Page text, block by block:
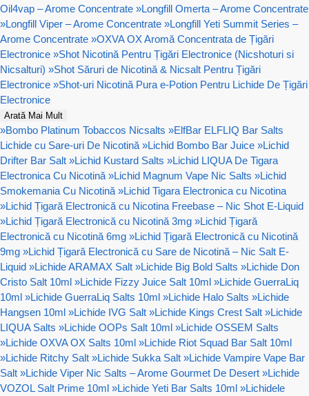
Oil4vap – Arome Concentrate »Longfill Omerta – Arome Concentrate
»Longfill Viper – Arome Concentrate »Longfill Yeti Summit Series –
Arome Concentrate »OXVA OX Aromă Concentrata de Țigări
Electronice »Shot Nicotină Pentru Țigări Electronice (Nicshoturi si
Nicsalturi) »Shot Săruri de Nicotină & Nicsalt Pentru Țigări
Electronice »Shot-uri Nicotină Pura e-Potion Pentru Lichide De Țigări
Electronice
Arată Mai Mult
»Bombo Platinum Tobaccos Nicsalts »ElfBar ELFLIQ Bar Salts
Lichide cu Sare-uri De Nicotină »Lichid Bombo Bar Juice »Lichid
Drifter Bar Salt »Lichid Kustard Salts »Lichid LIQUA De Tigara
Electronica Cu Nicotină »Lichid Magnum Vape Nic Salts »Lichid
Smokemania Cu Nicotină »Lichid Tigara Electronica cu Nicotina
»Lichid Țigară Electronică cu Nicotina Freebase – Nic Shot E-Liquid
»Lichid Țigară Electronică cu Nicotină 3mg »Lichid Țigară
Electronică cu Nicotină 6mg »Lichid Țigară Electronică cu Nicotină
9mg »Lichid Țigară Electronică cu Sare de Nicotină – Nic Salt E-
Liquid »Lichide ARAMAX Salt »Lichide Big Bold Salts »Lichide Don
Cristo Salt 10ml »Lichide Fizzy Juice Salt 10ml »Lichide GuerraLiq
10ml »Lichide GuerraLiq Salts 10ml »Lichide Halo Salts »Lichide
Hangsen 10ml »Lichide IVG Salt »Lichide Kings Crest Salt »Lichide
LIQUA Salts »Lichide OOPs Salt 10ml »Lichide OSSEM Salts
»Lichide OXVA OX Salts 10ml »Lichide Riot Squad Bar Salt 10ml
»Lichide Ritchy Salt »Lichide Sukka Salt »Lichide Vampire Vape Bar
Salt »Lichide Viper Nic Salts – Arome Gourmet De Desert »Lichide
VOZOL Salt Prime 10ml »Lichide Yeti Bar Salts 10ml »Lichidele